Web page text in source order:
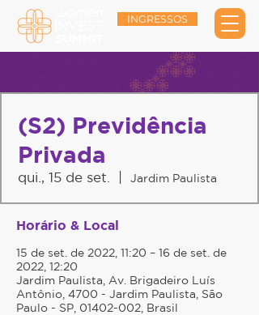
INGRESSOS
(S2) Previdência
Privada
qui., 15 de set. Jardim Paulista
Horário & Local
15 de set. de 2022, 11:20 – 16 de set. de
2022, 12:20
Jardim Paulista, Av. Brigadeiro Luís
Antônio, 4700 - Jardim Paulista, São
Paulo - SP, 01402-002, Brasil